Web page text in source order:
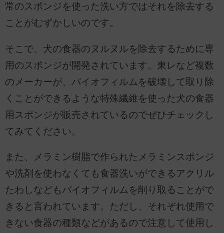
常のスポンジを使った洗い方ではそれを除去する
ことがむずかしいのです。
そこで、犬の食器のヌルヌルを除去するために専
用のスポンジが開発されています。東レなど複数
のメーカーが、バイオフィルムを破壊して取り除
くことができるような特殊繊維を使った犬の食器
用スポンジが販売されているのでぜひチェックし
てみてください。
また、メラミン樹脂で作られたメラミンスポンジ
や洗剤を使わなくても食器洗いができるアクリル
たわしなどもバイオフィルムを削り取ることがで
きると言われています。ただし、それぞれ使用で
きない食器の種類などがあるので注意して使用し